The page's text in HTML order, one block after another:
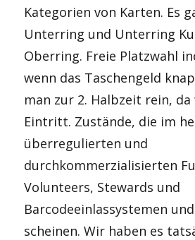
Kategorien von Karten. Es
Unterring und Unterring
Oberring. Freie Platzwahl
wenn das Taschengeld
man zur 2. Halbzeit rein,
Eintritt. Zustände, die im
überregulierten und
durchkommerzialisierten
Volunteers, Stewards und
Barcodeeinlassystemen
scheinen. Wir haben es